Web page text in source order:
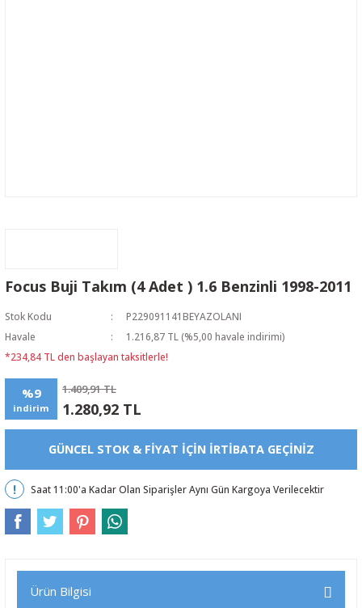
Focus Buji Takım (4 Adet ) 1.6 Benzinli 1998-2011
Stok Kodu
P229091141BEYAZOLANI
Havale
1.216,87 TL (%5,00 havale indirimi)
*234,84 TL den başlayan taksitlerle!
%9
indirim
1.409,91 TL
1.280,92 TL
GÜNCEL STOK & FIYAT IÇIN IRTIBATA GEÇINIZ
Saat 11:00'a Kadar Olan Siparişler Aynı Gün Kargoya Verilecektir
Ürün Bilgisi